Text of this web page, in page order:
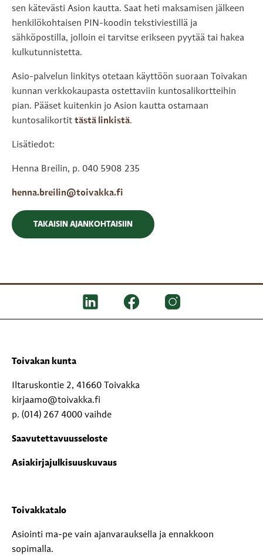
sen kätevästi Asion kautta. Saat heti maksamisen jälkeen
henkilökohtaisen PIN-koodin tekstiviestillä ja
sähköpostilla, jolloin ei tarvitse erikseen pyytää tai hakea
kulkutunnistetta.
Asio-palvelun linkitys otetaan käyttöön suoraan Toivakan
kunnan verkkokaupasta ostettaviin kuntosalikortteihin
pian. Pääset kuitenkin jo Asion kautta ostamaan
kuntosalikortit tästä linkistä.
Lisätiedot:
Henna Breilin, p. 040 5908 235
henna.breilin@toivakka.fi
TAKAISIN AJANKOHTAISIIN
Toivakan kunta
Iltaruskontie 2, 41660 Toivakka
kirjaamo@toivakka.fi
p. (014) 267 4000 vaihde
Saavutettavuusseloste
Asiakirjajulkisuuskuvaus
Toivakkatalo
Asiointi ma-pe vain ajanvarauksella ja ennakkoon
sopimalla.